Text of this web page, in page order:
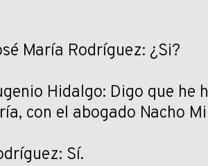
María Rodríguez: ¿Si?
Hidalgo: Digo que he
con el abogado Nacho
Sí.